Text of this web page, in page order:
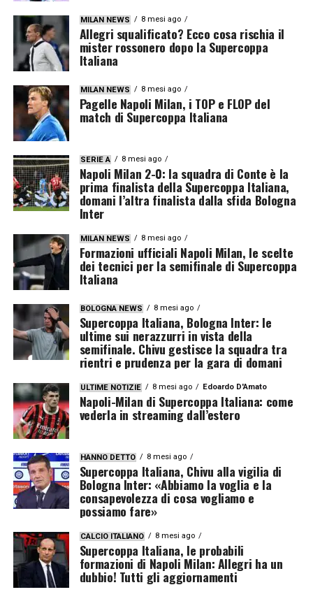
MILAN NEWS 8 mesi ago
Allegri squalificato? Ecco cosa rischia il
mister rossonero dopo la Supercoppa
Italiana
MILAN NEWS 8 mesi ago
Pagelle Napoli Milan, i TOP e FLOP del
match di Supercoppa Italiana
SERIE A 8 mesi ago
Napoli Milan 2-0: la squadra di Conte è la
prima finalista della Supercoppa Italiana,
domani l’altra finalista dalla sfida Bologna
Inter
MILAN NEWS 8 mesi ago
Formazioni ufficiali Napoli Milan, le scelte
dei tecnici per la semifinale di Supercoppa
Italiana
BOLOGNA NEWS 8 mesi ago
Supercoppa Italiana, Bologna Inter: le
ultime sui nerazzurri in vista della
semifinale. Chivu gestisce la squadra tra
rientri e prudenza per la gara di domani
ULTIME NOTIZIE 8 mesi ago Edoardo D'Amato
Napoli-Milan di Supercoppa Italiana: come
vederla in streaming dall’estero
HANNO DETTO 8 mesi ago
Supercoppa Italiana, Chivu alla vigilia di
Bologna Inter: «Abbiamo la voglia e la
consapevolezza di cosa vogliamo e
possiamo fare»
CALCIO ITALIANO 8 mesi ago
Supercoppa Italiana, le probabili
formazioni di Napoli Milan: Allegri ha un
dubbio! Tutti gli aggiornamenti